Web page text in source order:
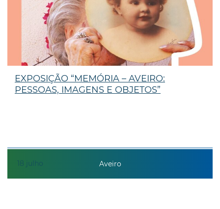
18 julho
EXPOSIÇÃO “MEMÓRIA – AVEIRO:
PESSOAS, IMAGENS E OBJETOS”
Aveiro